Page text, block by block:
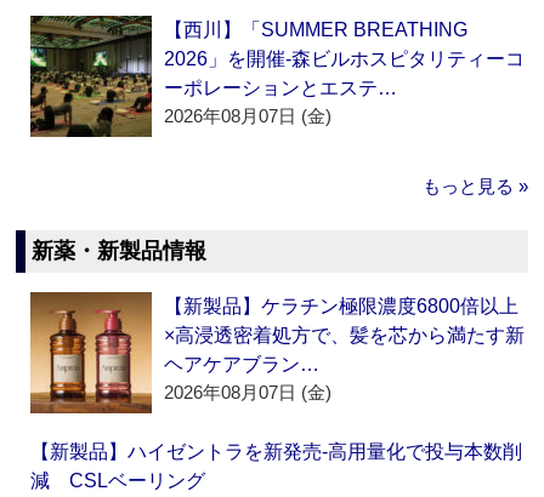
【西川】「SUMMER BREATHING
2026」を開催‐森ビルホスピタリティーコ
ーポレーションとエステ…
2026年08月07日 (金)
もっと見る »
新薬・新製品情報
【新製品】ケラチン極限濃度6800倍以上
×高浸透密着処方で、髪を芯から満たす新
ヘアケアブラン…
2026年08月07日 (金)
【新製品】ハイゼントラを新発売‐高用量化で投与本数削
減 CSLベーリング